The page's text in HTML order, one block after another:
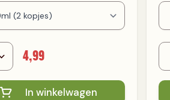
4,99
In winkelwagen